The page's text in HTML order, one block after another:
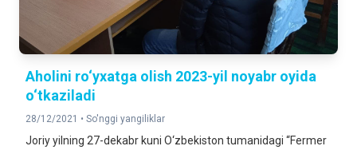
Aholini ro‘yxatga olish 2023-yil noyabr oyida
o‘tkaziladi
28/12/2021 • So'nggi yangiliklar
Joriy yilning 27-dekabr kuni O‘zbekiston tumanidagi “Fermer